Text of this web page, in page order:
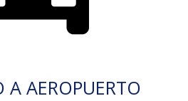
A AEROPUERTO